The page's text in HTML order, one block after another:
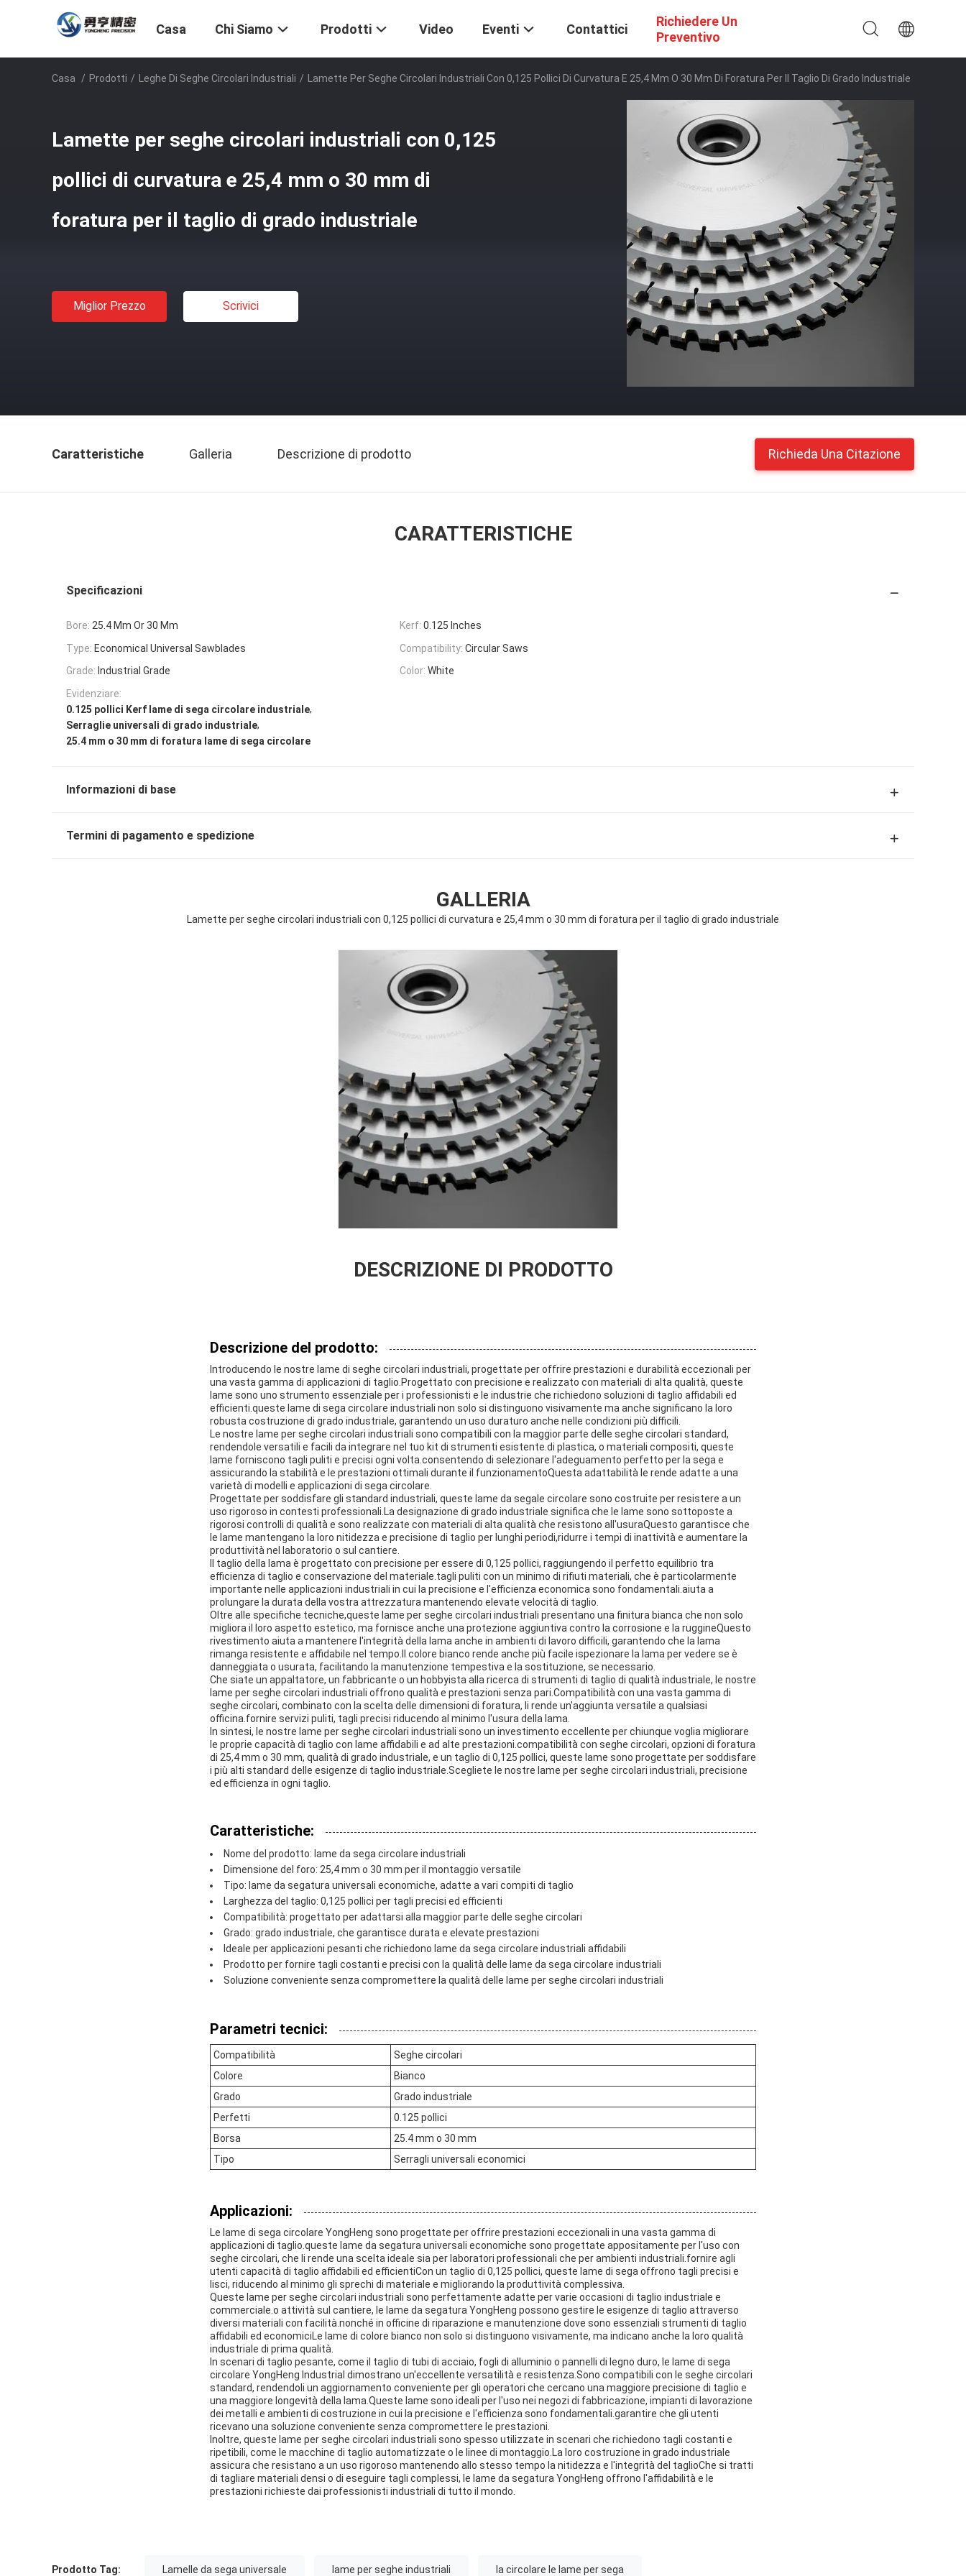
Casa Chi Siamo Prodotti Video Eventi Contattici
Richiedere Un
Preventivo
Casa / Prodotti / Leghe Di Seghe Circolari Industriali / Lamette Per Seghe Circolari Industriali Con 0,125 Pollici Di Curvatura E 25,4 Mm O 30 Mm Di Foratura Per Il Taglio Di Grado Industriale
Lamette per seghe circolari industriali con 0,125
pollici di curvatura e 25,4 mm o 30 mm di
foratura per il taglio di grado industriale
Miglior Prezzo Scrivici
Caratteristiche Galleria Descrizione di prodotto Richieda Una Citazione
CARATTERISTICHE
Specificazioni
Bore: 25.4 Mm Or 30 Mm Kerf: 0.125 Inches
Type: Economical Universal Sawblades Compatibility: Circular Saws
Grade: Industrial Grade Color: White
Evidenziare:
0.125 pollici Kerf lame di sega circolare industriale,
Serraglie universali di grado industriale,
25.4 mm o 30 mm di foratura lame di sega circolare
Informazioni di base
Termini di pagamento e spedizione
GALLERIA
Lamette per seghe circolari industriali con 0,125 pollici di curvatura e 25,4 mm o 30 mm di foratura per il taglio di grado industriale
DESCRIZIONE DI PRODOTTO
Descrizione del prodotto:
Introducendo le nostre lame di seghe circolari industriali, progettate per offrire prestazioni e durabilità eccezionali per
una vasta gamma di applicazioni di taglio.Progettato con precisione e realizzato con materiali di alta qualità, queste
lame sono uno strumento essenziale per i professionisti e le industrie che richiedono soluzioni di taglio affidabili ed
efficienti.queste lame di sega circolare industriali non solo si distinguono visivamente ma anche significano la loro
robusta costruzione di grado industriale, garantendo un uso duraturo anche nelle condizioni più difficili.
Le nostre lame per seghe circolari industriali sono compatibili con la maggior parte delle seghe circolari standard,
rendendole versatili e facili da integrare nel tuo kit di strumenti esistente.di plastica, o materiali compositi, queste
lame forniscono tagli puliti e precisi ogni volta.consentendo di selezionare l'adeguamento perfetto per la sega e
assicurando la stabilità e le prestazioni ottimali durante il funzionamentoQuesta adattabilità le rende adatte a una
varietà di modelli e applicazioni di sega circolare.
Progettate per soddisfare gli standard industriali, queste lame da segale circolare sono costruite per resistere a un
uso rigoroso in contesti professionali.La designazione di grado industriale significa che le lame sono sottoposte a
rigorosi controlli di qualità e sono realizzate con materiali di alta qualità che resistono all'usuraQuesto garantisce che
le lame mantengano la loro nitidezza e precisione di taglio per lunghi periodi,ridurre i tempi di inattività e aumentare la
produttività nel laboratorio o sul cantiere.
Il taglio della lama è progettato con precisione per essere di 0,125 pollici, raggiungendo il perfetto equilibrio tra
efficienza di taglio e conservazione del materiale.tagli puliti con un minimo di rifiuti materiali, che è particolarmente
importante nelle applicazioni industriali in cui la precisione e l'efficienza economica sono fondamentali.aiuta a
prolungare la durata della vostra attrezzatura mantenendo elevate velocità di taglio.
Oltre alle specifiche tecniche,queste lame per seghe circolari industriali presentano una finitura bianca che non solo
migliora il loro aspetto estetico, ma fornisce anche una protezione aggiuntiva contro la corrosione e la ruggineQuesto
rivestimento aiuta a mantenere l'integrità della lama anche in ambienti di lavoro difficili, garantendo che la lama
rimanga resistente e affidabile nel tempo.Il colore bianco rende anche più facile ispezionare la lama per vedere se è
danneggiata o usurata, facilitando la manutenzione tempestiva e la sostituzione, se necessario.
Che siate un appaltatore, un fabbricante o un hobbyista alla ricerca di strumenti di taglio di qualità industriale, le nostre
lame per seghe circolari industriali offrono qualità e prestazioni senza pari.Compatibilità con una vasta gamma di
seghe circolari, combinato con la scelta delle dimensioni di foratura, li rende un'aggiunta versatile a qualsiasi
officina.fornire servizi puliti, tagli precisi riducendo al minimo l'usura della lama.
In sintesi, le nostre lame per seghe circolari industriali sono un investimento eccellente per chiunque voglia migliorare
le proprie capacità di taglio con lame affidabili e ad alte prestazioni.compatibilità con seghe circolari, opzioni di foratura
di 25,4 mm o 30 mm, qualità di grado industriale, e un taglio di 0,125 pollici, queste lame sono progettate per soddisfare
i più alti standard delle esigenze di taglio industriale.Scegliete le nostre lame per seghe circolari industriali, precisione
ed efficienza in ogni taglio.
Caratteristiche:
Nome del prodotto: lame da sega circolare industriali
Dimensione del foro: 25,4 mm o 30 mm per il montaggio versatile
Tipo: lame da segatura universali economiche, adatte a vari compiti di taglio
Larghezza del taglio: 0,125 pollici per tagli precisi ed efficienti
Compatibilità: progettato per adattarsi alla maggior parte delle seghe circolari
Grado: grado industriale, che garantisce durata e elevate prestazioni
Ideale per applicazioni pesanti che richiedono lame da sega circolare industriali affidabili
Prodotto per fornire tagli costanti e precisi con la qualità delle lame da sega circolare industriali
Soluzione conveniente senza compromettere la qualità delle lame per seghe circolari industriali
Parametri tecnici:
Compatibilità
Seghe circolari
Colore
Bianco
Grado
Grado industriale
Perfetti
0.125 pollici
Borsa
25.4 mm o 30 mm
Tipo
Serragli universali economici
Applicazioni:
Le lame di sega circolare YongHeng sono progettate per offrire prestazioni eccezionali in una vasta gamma di
applicazioni di taglio.queste lame da segatura universali economiche sono progettate appositamente per l'uso con
seghe circolari, che li rende una scelta ideale sia per laboratori professionali che per ambienti industriali.fornire agli
utenti capacità di taglio affidabili ed efficientiCon un taglio di 0,125 pollici, queste lame di sega offrono tagli precisi e
lisci, riducendo al minimo gli sprechi di materiale e migliorando la produttività complessiva.
Queste lame per seghe circolari industriali sono perfettamente adatte per varie occasioni di taglio industriale e
commerciale.o attività sul cantiere, le lame da segatura YongHeng possono gestire le esigenze di taglio attraverso
diversi materiali con facilità.nonché in officine di riparazione e manutenzione dove sono essenziali strumenti di taglio
affidabili ed economiciLe lame di colore bianco non solo si distinguono visivamente, ma indicano anche la loro qualità
industriale di prima qualità.
In scenari di taglio pesante, come il taglio di tubi di acciaio, fogli di alluminio o pannelli di legno duro, le lame di sega
circolare YongHeng Industrial dimostrano un'eccellente versatilità e resistenza.Sono compatibili con le seghe circolari
standard, rendendoli un aggiornamento conveniente per gli operatori che cercano una maggiore precisione di taglio e
una maggiore longevità della lama.Queste lame sono ideali per l'uso nei negozi di fabbricazione, impianti di lavorazione
dei metalli e ambienti di costruzione in cui la precisione e l'efficienza sono fondamentali.garantire che gli utenti
ricevano una soluzione conveniente senza compromettere le prestazioni.
Inoltre, queste lame per seghe circolari industriali sono spesso utilizzate in scenari che richiedono tagli costanti e
ripetibili, come le macchine di taglio automatizzate o le linee di montaggio.La loro costruzione in grado industriale
assicura che resistano a un uso rigoroso mantenendo allo stesso tempo la nitidezza e l'integrità del taglioChe si tratti
di tagliare materiali densi o di eseguire tagli complessi, le lame da segatura YongHeng offrono l'affidabilità e le
prestazioni richieste dai professionisti industriali di tutto il mondo.
Prodotto Tag: Lamelle da sega universale lame per seghe industriali la circolare le lame per sega